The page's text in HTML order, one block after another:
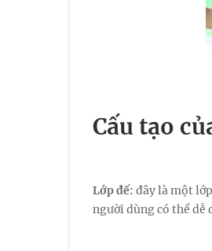
Cấu tạo
Lớp đế: đây là một
người dùng có thể dễ